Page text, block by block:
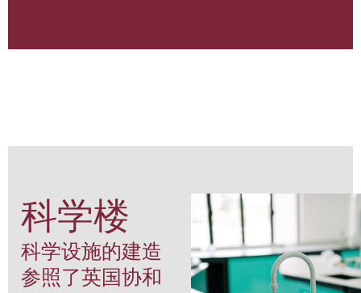
科学楼
科学设施的建造
参照了英国协和